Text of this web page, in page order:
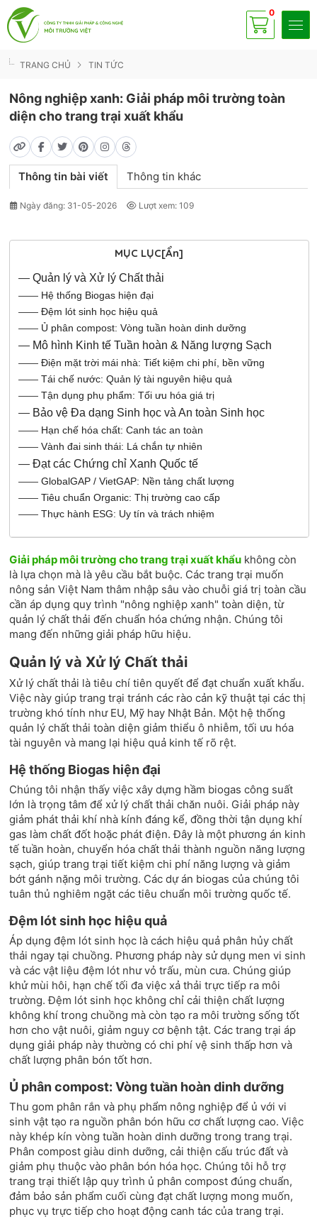
Có 0
sp
TRANG CHỦ TIN TỨC
Nông nghiệp xanh: Giải pháp môi trường toàn
diện cho trang trại xuất khẩu
Thông tin bài viết Thông tin khác
Ngày đăng: 31-05-2026 Lượt xem: 109
MỤC LỤC[Ẩn]
—Quản lý và Xử lý Chất thải
—— Hệ thống Biogas hiện đại
——Đệm lót sinh học hiệu quả
—— Ủ phân compost: Vòng tuần hoàn dinh dưỡng
— Mô hình Kinh tế Tuần hoàn & Năng lượng Sạch
——Điện mặt trời mái nhà: Tiết kiệm chi phí, bền vững
——Tái chế nước: Quản lý tài nguyên hiệu quả
——Tận dụng phụ phẩm: Tối ưu hóa giá trị
— Bảo vệ Đa dạng Sinh học và An toàn Sinh học
—— Hạn chế hóa chất: Canh tác an toàn
——Vành đai sinh thái: Lá chắn tự nhiên
—Đạt các Chứng chỉ Xanh Quốc tế
——GlobalGAP / VietGAP: Nền tảng chất lượng
——Tiêu chuẩn Organic: Thị trường cao cấp
——Thực hành ESG: Uy tín và trách nhiệm
Giải pháp môi trường cho trang trại xuất khẩu không còn
là lựa chọn mà là yêu cầu bắt buộc. Các trang trại muốn
nông sản Việt Nam thâm nhập sâu vào chuỗi giá trị toàn cầu
cần áp dụng quy trình "nông nghiệp xanh" toàn diện, từ
quản lý chất thải đến chuẩn hóa chứng nhận. Chúng tôi
mang đến những giải pháp hữu hiệu.
Quản lý và Xử lý Chất thải
Xử lý chất thải là tiêu chí tiên quyết để đạt chuẩn xuất khẩu.
Việc này giúp trang trại tránh các rào cản kỹ thuật tại các thị
trường khó tính như EU, Mỹ hay Nhật Bản. Một hệ thống
quản lý chất thải toàn diện giảm thiểu ô nhiễm, tối ưu hóa
tài nguyên và mang lại hiệu quả kinh tế rõ rệt.
Hệ thống Biogas hiện đại
Chúng tôi nhận thấy việc xây dựng hầm biogas công suất
lớn là trọng tâm để xử lý chất thải chăn nuôi. Giải pháp này
giảm phát thải khí nhà kính đáng kể, đồng thời tận dụng khí
gas làm chất đốt hoặc phát điện. Đây là một phương án kinh
tế tuần hoàn, chuyển hóa chất thải thành nguồn năng lượng
sạch, giúp trang trại tiết kiệm chi phí năng lượng và giảm
bớt gánh nặng môi trường. Các dự án biogas của chúng tôi
tuân thủ nghiêm ngặt các tiêu chuẩn môi trường quốc tế.
Đệm lót sinh học hiệu quả
Áp dụng đệm lót sinh học là cách hiệu quả phân hủy chất
thải ngay tại chuồng. Phương pháp này sử dụng men vi sinh
và các vật liệu đệm lót như vỏ trấu, mùn cưa. Chúng giúp
khử mùi hôi, hạn chế tối đa việc xả thải trực tiếp ra môi
trường. Đệm lót sinh học không chỉ cải thiện chất lượng
không khí trong chuồng mà còn tạo ra môi trường sống tốt
hơn cho vật nuôi, giảm nguy cơ bệnh tật. Các trang trại áp
dụng giải pháp này thường có chi phí vệ sinh thấp hơn và
chất lượng phân bón tốt hơn.
Ủ phân compost: Vòng tuần hoàn dinh dưỡng
Thu gom phân rắn và phụ phẩm nông nghiệp để ủ với vi
sinh vật tạo ra nguồn phân bón hữu cơ chất lượng cao. Việc
này khép kín vòng tuần hoàn dinh dưỡng trong trang trại.
Phân compost giàu dinh dưỡng, cải thiện cấu trúc đất và
giảm phụ thuộc vào phân bón hóa học. Chúng tôi hỗ trợ
trang trại thiết lập quy trình ủ phân compost đúng chuẩn,
đảm bảo sản phẩm cuối cùng đạt chất lượng mong muốn,
phục vụ trực tiếp cho hoạt động canh tác của trang trại.